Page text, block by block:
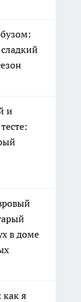
и
в доме
как я